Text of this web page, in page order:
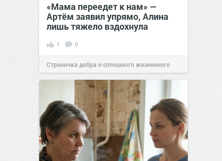
«Мама переедет к нам» —
Артём заявил упрямо, Алина
лишь тяжело вздохнула
1 0
Страничка добра и сплошного жизненного
позитива!00:2807 авг 2026